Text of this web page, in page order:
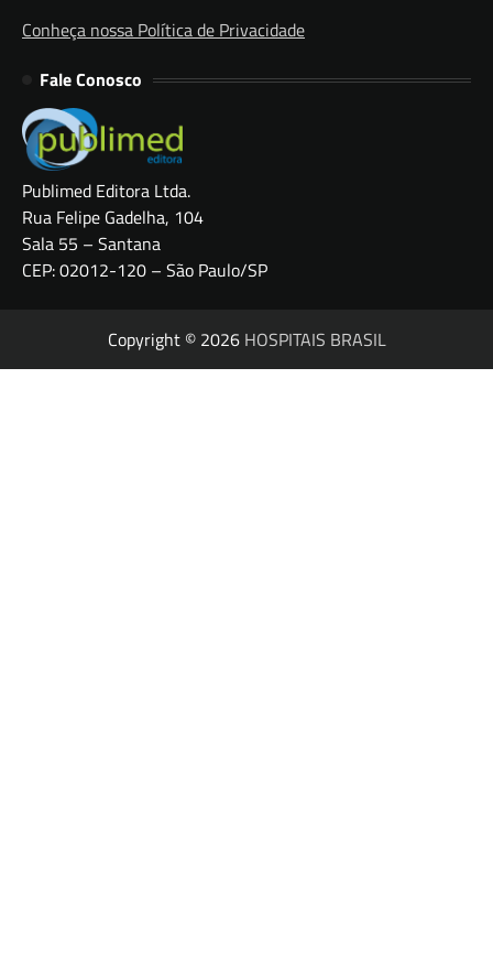
Conheça nossa Política de Privacidade
Fale Conosco
Publimed Editora Ltda.
Rua Felipe Gadelha, 104
Sala 55 – Santana
CEP: 02012-120 – São Paulo/SP
Copyright © 2026 HOSPITAIS BRASIL